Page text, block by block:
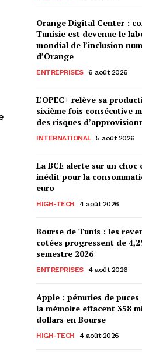
Orange Digital Center :
Tunisie est devenue le
mondial de l’inclusion
d’Orange
ENTREPRISES 6 août 2026
L’OPEC+ relève sa
sixième fois consécutive
des risques
INTERNATIONAL 5 août 2026
La BCE alerte sur un choc
inédit pour la
euro
HIGH-TECH 4 août 2026
Bourse de Tunis : les
cotées progressent de
semestre 2026
ENTREPRISES 4 août 2026
Apple : pénuries de
la mémoire effacent 358
dollars en Bourse
HIGH-TECH 4 août 2026